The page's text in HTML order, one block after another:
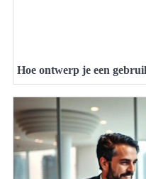
Hoe ontwerp je een